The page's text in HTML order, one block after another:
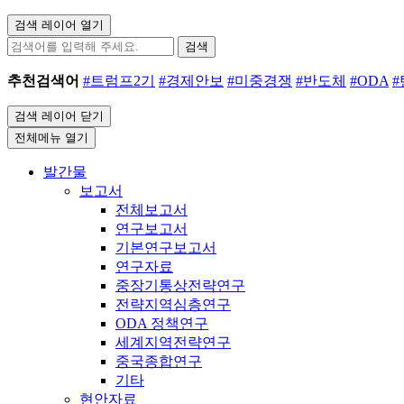
검색 레이어 열기
검색
추천검색어 #트럼프2기 #경제안보 #미중경쟁 #반도체 #ODA #
검색 레이어 닫기
전체메뉴 열기
발간물
보고서
전체보고서
연구보고서
기본연구보고서
연구자료
중장기통상전략연구
전략지역심층연구
ODA 정책연구
세계지역전략연구
중국종합연구
기타
현안자료